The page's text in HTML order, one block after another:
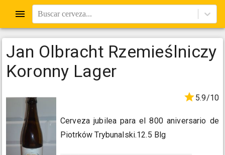
Buscar cerveza...
Jan Olbracht Rzemieślniczy
Koronny Lager
5.9/10
Cerveza jubilea para el 800 aniversario de
Piotrków Trybunalski.12.5 Blg